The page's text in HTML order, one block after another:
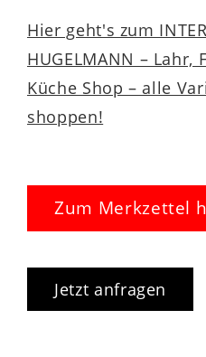
Hier geht's zum
HUGELMANN –
Küche Shop – alle
shoppen!
Zum Merkzettel
Jetzt anfragen